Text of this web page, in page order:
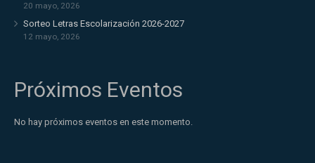
20 mayo, 2026
Sorteo Letras Escolarización 2026-2027
12 mayo, 2026
Próximos Eventos
No hay próximos eventos en este momento.